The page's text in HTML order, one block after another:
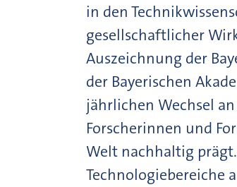
in den
gesellschaftlicher
Auszeichnung der
der Bayerischen
jährlichen Wechsel
Forscherinnen und
Welt nachhaltig
Technologiebereiche